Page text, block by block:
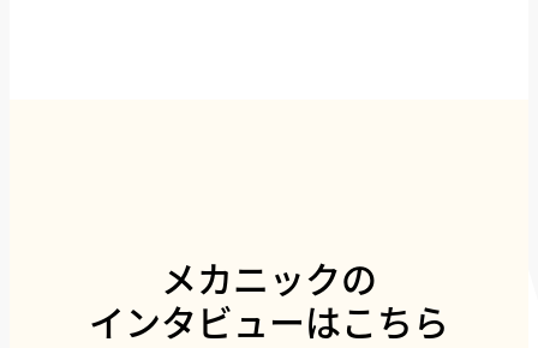
メカニックの
インタビューはこちら